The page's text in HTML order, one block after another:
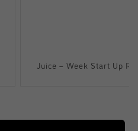
Juice – Week Start Up